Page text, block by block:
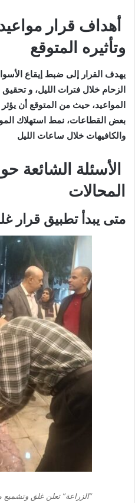
أهداف قرار
وتأثيره المتوقع
يهدف القرار إلى ضبط إيقاع
الزحام خلال فترات الليل، و
المواعيد، حيث من المتوقع أن
بعض القطاعات، نمط استهلاك
والكافيهات خلال ساعات الليل
الأسئلة الشائعة
المحالات
متى يبدأ تطبيق قرار
“الزراعة” تعلن غلق